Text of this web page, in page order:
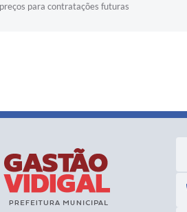
preços para contratações futuras